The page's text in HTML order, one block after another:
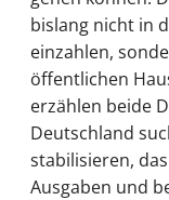
bislang nicht in
einzahlen,
öffentlichen
erzählen beide
Deutschland
stabilisieren,
Ausgaben und